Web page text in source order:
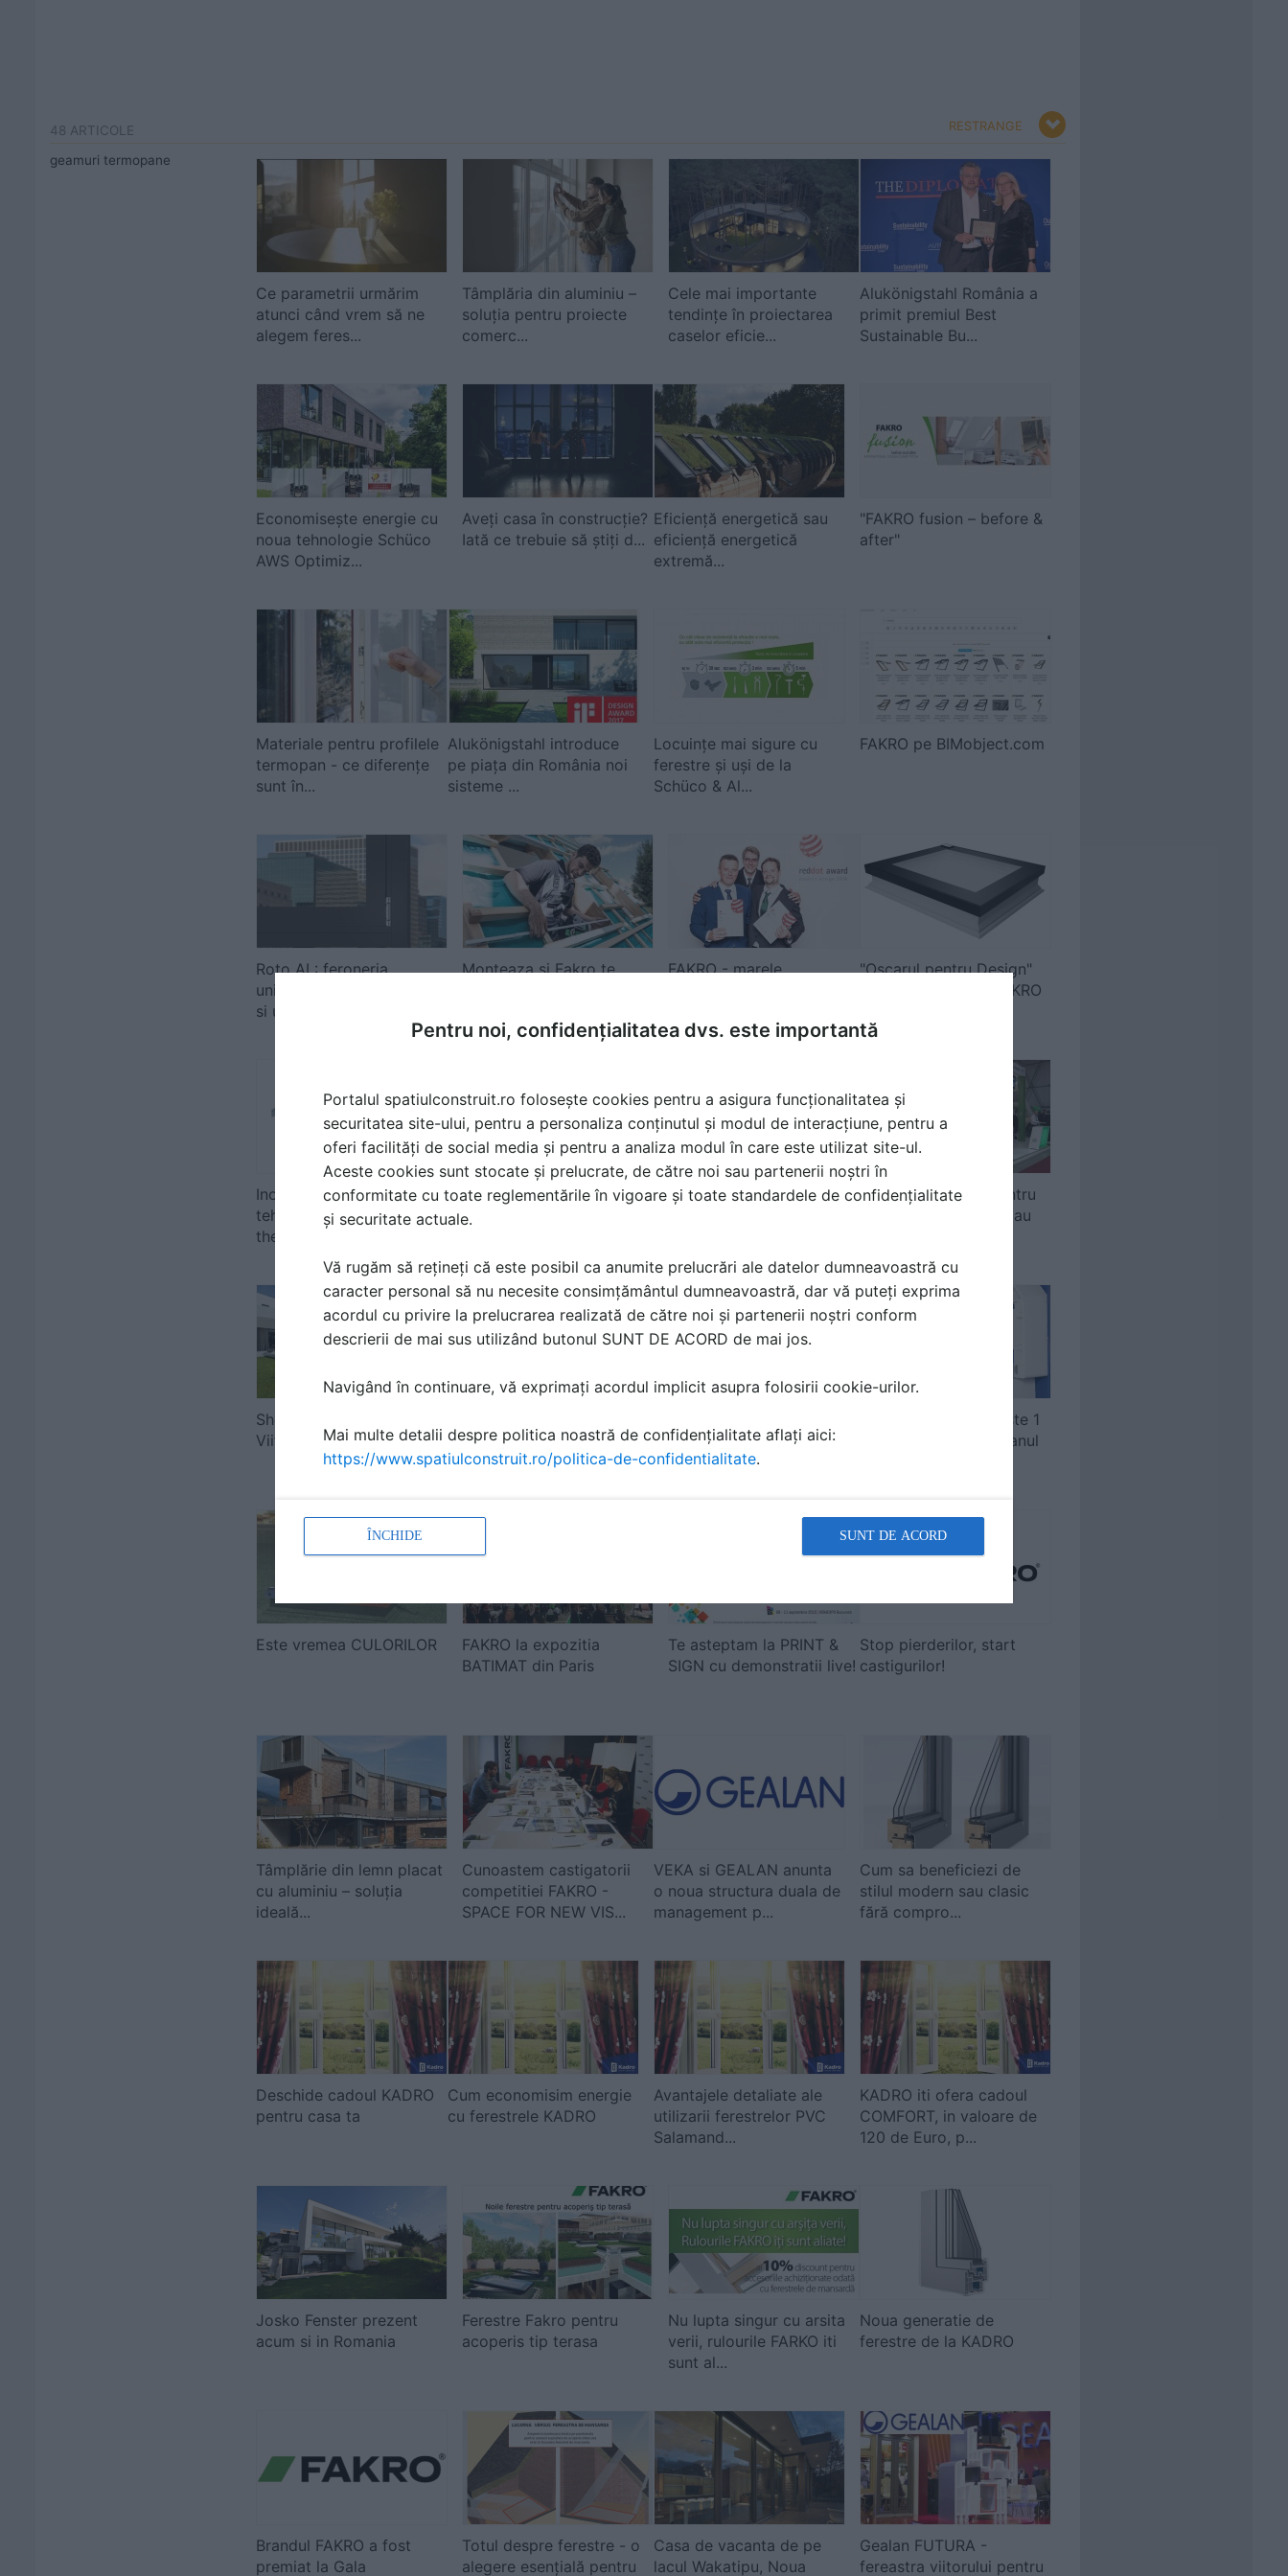
48 ARTICOLE
geamuri termopane
Ce parametrii urmărim
atunci când vrem să ne
alegem feres...
Tâmplăria din aluminiu –
soluția pentru proiecte
comerc...
Cele mai importante
tendințe în proiectarea
caselor eficie...
Alukönigstahl România a
primit premiul Best
Sustainable Bu...
Economiseşte energie cu
noua tehnologie Schüco
AWS Optimiz...
Aveți casa în construcție?
Iată ce trebuie să știți d...
Eficiență energetică sau
eficiență energetică
extremă...
"FAKRO fusion – before &
after"
Materiale pentru profilele
termopan - ce diferențe
sunt în...
Alukönigstahl introduce
pe piața din România noi
sisteme ...
Locuințe mai sigure cu
ferestre și uși de la
Schüco & Al...
FAKRO pe BIMobject.com
Roto AL: feroneria
universala pentru ferestre
si usi de balc...
Monteaza si Fakro te
FAKRO - marele
"Oscarul pentru Design"
acordat brandului FAKRO
Inovatie in stare pura -
tehnologia FAKRO
thermoPro
Ferestre cu un viitor
luminos - FAKRO
Alukonigstahl Romania:
Ferestrele FAKRO pentru
acoperis terasa tip F au
Show House - Casa
Viitorului
sticla GEALAN-KUBUS®,
prezentat la ...
fereastra viitorului
Gealan a furnizat peste 1
milion de ferestre in anul
Este vremea CULORILOR
FAKRO la expozitia
BATIMAT din Paris
Te asteptam la PRINT &
SIGN cu demonstratii live!
Stop pierderilor, start
castigurilor!
Tâmplărie din lemn placat
cu aluminiu – soluția
ideală...
Cunoastem castigatorii
competitiei FAKRO -
SPACE FOR NEW VIS...
VEKA si GEALAN anunta
o noua structura duala de
management p...
Cum sa beneficiezi de
stilul modern sau clasic
fără compro...
Deschide cadoul KADRO
pentru casa ta
Cum economisim energie
cu ferestrele KADRO
Avantajele detaliate ale
utilizarii ferestrelor PVC
Salamand...
KADRO iti ofera cadoul
COMFORT, in valoare de
120 de Euro, p...
Josko Fenster prezent
acum si in Romania
Ferestre Fakro pentru
acoperis tip terasa
Nu lupta singur cu arsita
verii, rulourile FARKO iti
sunt al...
Noua generatie de
ferestre de la KADRO
Brandul FAKRO a fost
premiat la Gala
Totul despre ferestre - o
alegere esențială pentru
Casa de vacanta de pe
lacul Wakatipu, Noua
Gealan FUTURA -
fereastra viitorului pentru
RESTRANGE
Pentru noi, confidențialitatea dvs. este importantă
Portalul spatiulconstruit.ro folosește cookies pentru a asigura funcționalitatea și
securitatea site-ului, pentru a personaliza conținutul și modul de interacțiune, pentru a
oferi facilități de social media și pentru a analiza modul în care este utilizat site-ul.
Aceste cookies sunt stocate și prelucrate, de către noi sau partenerii noștri în
conformitate cu toate reglementările în vigoare și toate standardele de confidențialitate
și securitate actuale.
Vă rugăm să rețineți că este posibil ca anumite prelucrări ale datelor dumneavoastră cu
caracter personal să nu necesite consimțământul dumneavoastră, dar vă puteți exprima
acordul cu privire la prelucrarea realizată de către noi și partenerii noștri conform
descrierii de mai sus utilizând butonul SUNT DE ACORD de mai jos.
Navigând în continuare, vă exprimați acordul implicit asupra folosirii cookie-urilor.
Mai multe detalii despre politica noastră de confidențialitate aflați aici:
https://www.spatiulconstruit.ro/politica-de-confidentialitate.
ÎNCHIDE SUNT DE ACORD